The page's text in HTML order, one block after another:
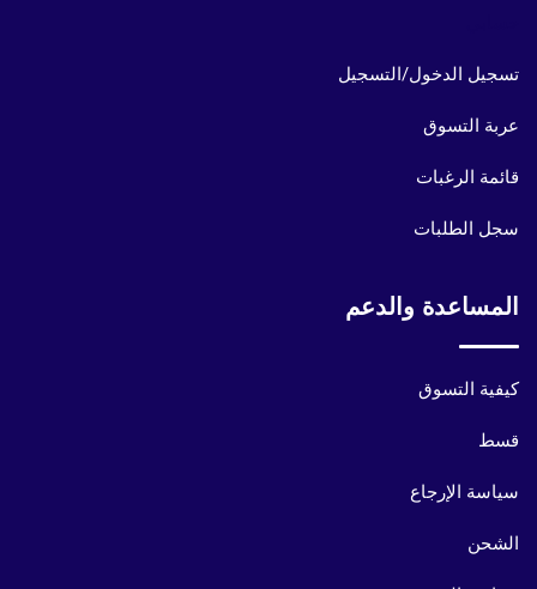
تسجيل الدخول/التسجيل
عربة التسوق
قائمة الرغبات
سجل الطلبات
المساعدة والدعم
كيفية التسوق
قسط
سياسة الإرجاع
الشحن